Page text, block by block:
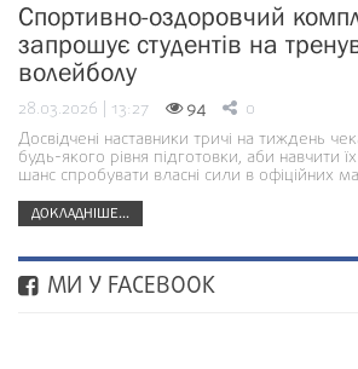
Спортивно-оздоровчий
запрошує студентів на
волейболу
28.03.2026 | 13:27 94 0
Досвідчені наставники тричі на тиждень
будь-якого рівня підготовки, аби навчити
шанс спробувати власні сили в офіційних
ДОКЛАДНІШЕ...
МИ У FACEBOOK